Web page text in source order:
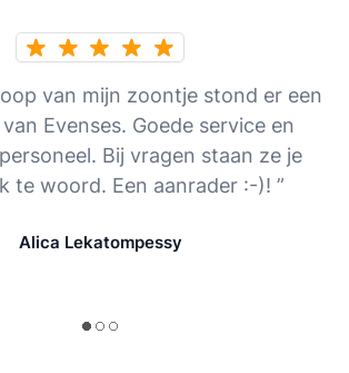
van mijn zoontje stond er een
Evenses. Goede service en
Bij vragen staan ze je
te woord. Een aanrader :-)! ”
Alica Lekatompessy